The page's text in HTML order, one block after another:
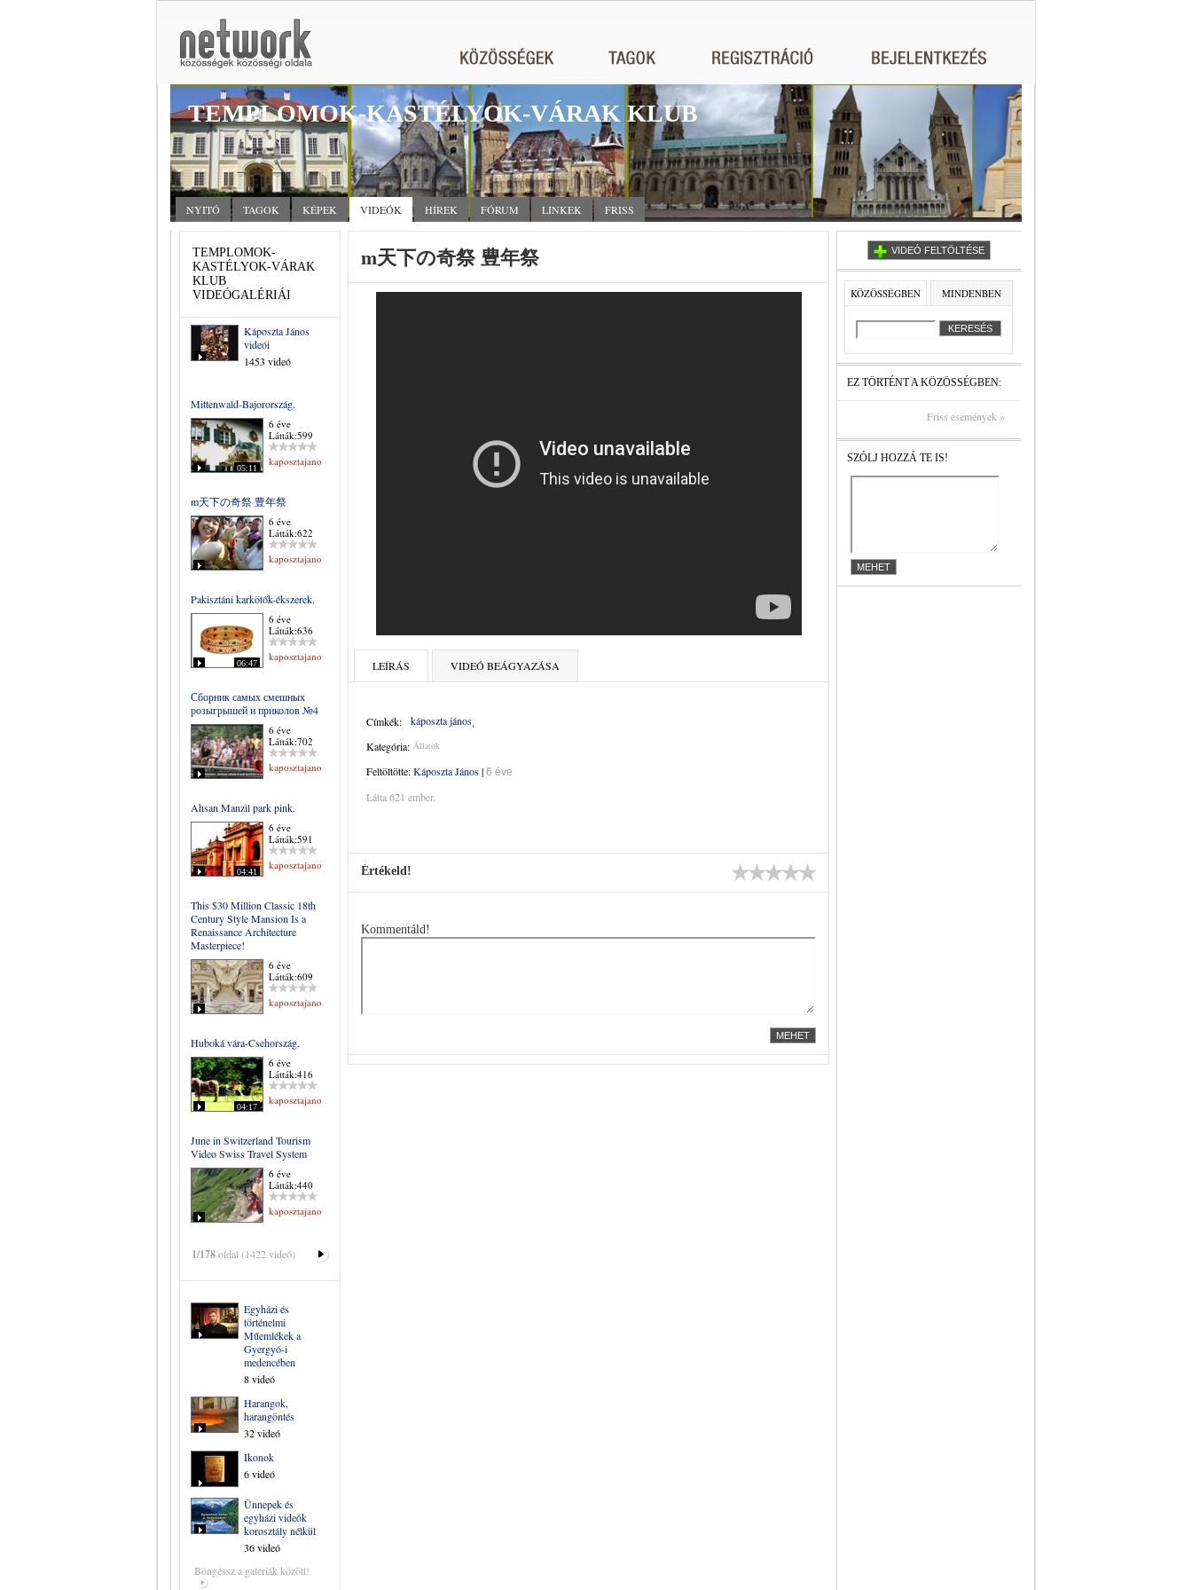
TEMPLOMOK-KASTÉLYOK-VÁRAK KLUB
NYITÓ TAGOK KÉPEK VIDEÓK HÍREK FÓRUM LINKEK FRISS
TEMPLOMOK-
KASTÉLYOK-VÁRAK
KLUB
VIDEÓGALÉRIÁI
Káposzta János
videói
1453 videó
Mittenwald-Bajorország.
05:11
6 éve
Látták:599
kaposztajanos
m天下の奇祭 豊年祭
6 éve
Látták:622
kaposztajanos
Pakisztáni karkötők-ékszerek.
06:47
6 éve
Látták:636
kaposztajanos
Сборник самых смешных
розыгрышей и приколов №4
6 éve
Látták:702
kaposztajanos
Ahsan Manzil park pink.
04:41
6 éve
Látták:591
kaposztajanos
This $30 Million Classic 18th
Century Style Mansion Is a
Renaissance Architecture
Masterpiece!
6 éve
Látták:609
kaposztajanos
Huboká vára-Csehország.
04:17
6 éve
Látták:416
kaposztajanos
June in Switzerland Tourism
Video Swiss Travel System
6 éve
Látták:440
kaposztajanos
1/178oldal (1422 videó)
Egyházi és
történelmi
Műemlékek a
Gyergyó-i
medencében
8 videó
Harangok,
harangöntés
32 videó
Ikonok
6 videó
Ünnepek és
egyházi videók
korosztály nélkül
36 videó
Böngéssz a galériák között!
m天下の奇祭 豊年祭
LEÍRÁS VIDEÓ BEÁGYAZÁSA
Címkék:
káposzta jános
Kategória: Állatok
Feltöltötte:Káposzta János| 6 éve
Látta 621 ember.
Értékeld!
Kommentáld!
VIDEÓ FELTÖLTÉSE
KÖZÖSSÉGBEN MINDENBEN
EZ TÖRTÉNT A KÖZÖSSÉGBEN:
Friss események »
SZÓLJ HOZZÁ TE IS!